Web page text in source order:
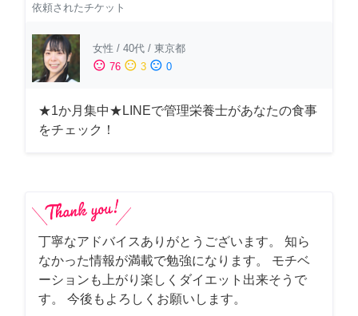
依頼されたチケット
女性 / 40代 / 東京都
sentiment_satisfied 76 sentiment_neutral 3 sentiment_dissatisfied 0
★1か月集中★LINEで管理栄養士があなたの食事
をチェック！
丁寧なアドバイスありがとうございます。 知ら
なかった情報が満載で勉強になります。 モチベ
ーションも上がり楽しくダイエット出来そうで
す。 今後もよろしくお願いします。